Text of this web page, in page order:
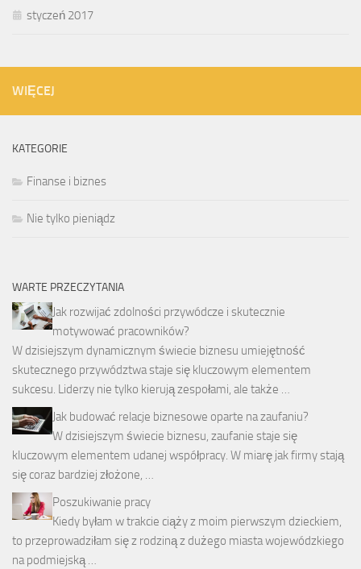
styczeń 2017
WIĘCEJ
KATEGORIE
Finanse i biznes
Nie tylko pieniądz
WARTE PRZECZYTANIA
Jak rozwijać zdolności przywódcze i skutecznie
motywować pracowników?
W dzisiejszym dynamicznym świecie biznesu umiejętność
skutecznego przywództwa staje się kluczowym elementem
sukcesu. Liderzy nie tylko kierują zespołami, ale także …
Jak budować relacje biznesowe oparte na zaufaniu?
W dzisiejszym świecie biznesu, zaufanie staje się
kluczowym elementem udanej współpracy. W miarę jak firmy stają
się coraz bardziej złożone, …
Poszukiwanie pracy
Kiedy byłam w trakcie ciąży z moim pierwszym dzieckiem,
to przeprowadziłam się z rodziną z dużego miasta wojewódzkiego
na podmiejską …